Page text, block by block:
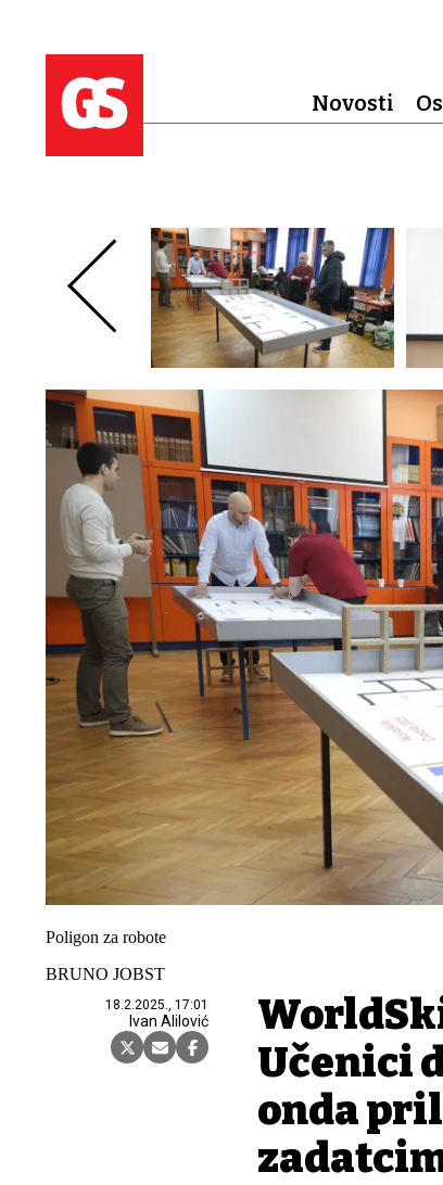
Novosti
Poligon za robote
BRUNO JOBST
18.2.2025., 17:01
Ivan Alilović
Učenici
onda